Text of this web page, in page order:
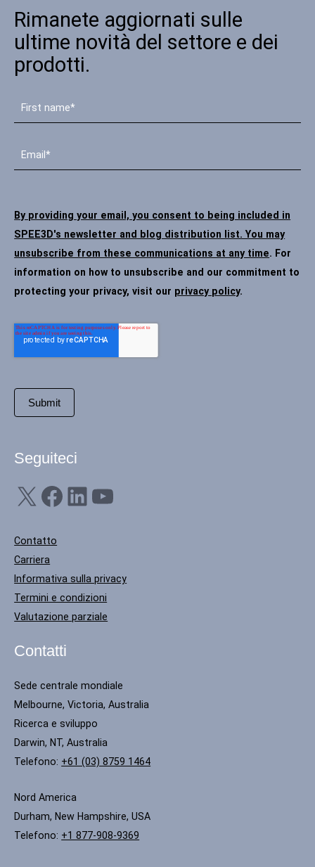
Rimanete aggiornati sulle
ultime novità del settore e dei
prodotti.
By providing your email, you consent to being included in
SPEE3D's newsletter and blog distribution list. You may
unsubscribe from these communications at any time. For
information on how to unsubscribe and our commitment to
protecting your privacy, visit our privacy policy.
Seguiteci
X Facebook LinkedIn YouTube
Contatto
Carriera
Informativa sulla privacy
Termini e condizioni
Valutazione parziale
Contatti
Sede centrale mondiale
Melbourne, Victoria, Australia
Ricerca e sviluppo
Darwin, NT, Australia
Telefono: +61 (03) 8759 1464
Nord America
Durham, New Hampshire, USA
Telefono: +1 877-908-9369